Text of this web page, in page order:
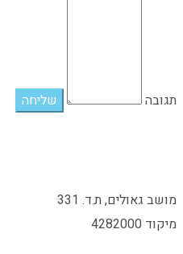
תגובה
מושב גאולים, ת.ד. 331
מיקוד 4282000